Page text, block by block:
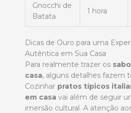
Gnocchi de
Batata
1 hora
Dicas de Ouro para uma
Autêntica em Sua Casa
Para realmente trazer os
casa, alguns detalhes fazem
Cozinhar pratos típicos
em casa vai além de seguir
imersão cultural. A atenção